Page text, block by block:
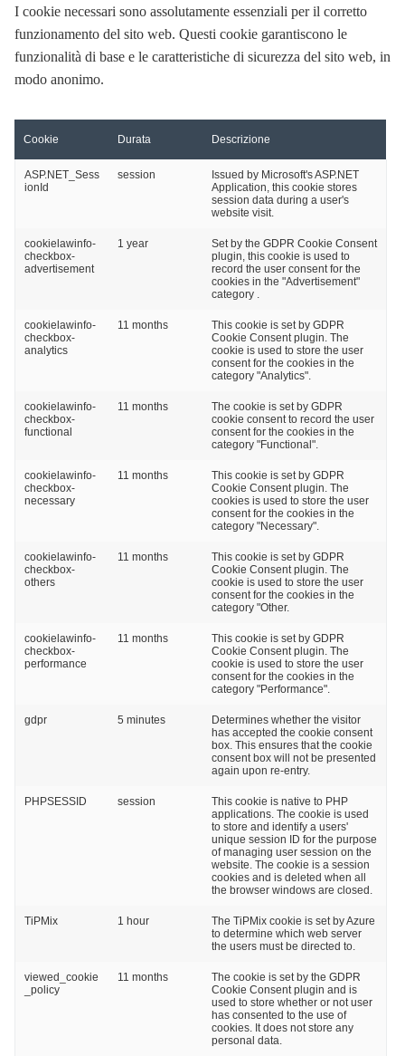
I cookie necessari sono assolutamente essenziali per il corretto
funzionamento del sito web. Questi cookie garantiscono le
funzionalità di base e le caratteristiche di sicurezza del sito web, in
modo anonimo.
Cookie Durata Descrizione
ASP.NET_Sess
ionId
session
Issued by Microsoft's ASP.NET
Application, this cookie stores
session data during a user's
website visit.
cookielawinfo-
checkbox-
advertisement
1 year
Set by the GDPR Cookie Consent
plugin, this cookie is used to
record the user consent for the
cookies in the "Advertisement"
category .
cookielawinfo-
checkbox-
analytics
11 months
This cookie is set by GDPR
Cookie Consent plugin. The
cookie is used to store the user
consent for the cookies in the
category "Analytics".
cookielawinfo-
checkbox-
functional
11 months
The cookie is set by GDPR
cookie consent to record the user
consent for the cookies in the
category "Functional".
cookielawinfo-
checkbox-
necessary
11 months
This cookie is set by GDPR
Cookie Consent plugin. The
cookies is used to store the user
consent for the cookies in the
category "Necessary".
cookielawinfo-
checkbox-
others
11 months
This cookie is set by GDPR
Cookie Consent plugin. The
cookie is used to store the user
consent for the cookies in the
category "Other.
cookielawinfo-
checkbox-
performance
11 months
This cookie is set by GDPR
Cookie Consent plugin. The
cookie is used to store the user
consent for the cookies in the
category "Performance".
gdpr 5 minutes
Determines whether the visitor
has accepted the cookie consent
box. This ensures that the cookie
consent box will not be presented
again upon re-entry.
PHPSESSID session
This cookie is native to PHP
applications. The cookie is used
to store and identify a users'
unique session ID for the purpose
of managing user session on the
website. The cookie is a session
cookies and is deleted when all
the browser windows are closed.
TiPMix 1 hour
The TiPMix cookie is set by Azure
to determine which web server
the users must be directed to.
viewed_cookie
_policy
11 months
The cookie is set by the GDPR
Cookie Consent plugin and is
used to store whether or not user
has consented to the use of
cookies. It does not store any
personal data.